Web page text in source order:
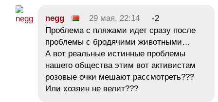
negg 29 мая, 22:14
-2
Проблема с пляжами идет сразу после
проблемы с бродячими животными…
А вот реальные истинные проблемы
нашего общества этим вот активистам
розовые очки мешают рассмотреть???
Или хозяин не велит???